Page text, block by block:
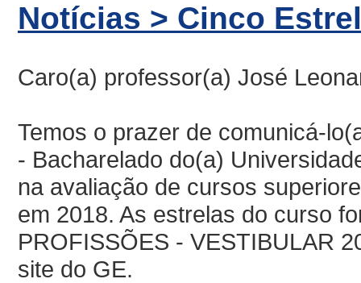
Notícias > Cinco
Caro(a) professor(a) José
Temos o prazer de comunicá-
- Bacharelado do(a)
na avaliação de cursos
em 2018. As estrelas do curso
PROFISSÕES - VESTIBULAR
site do GE.